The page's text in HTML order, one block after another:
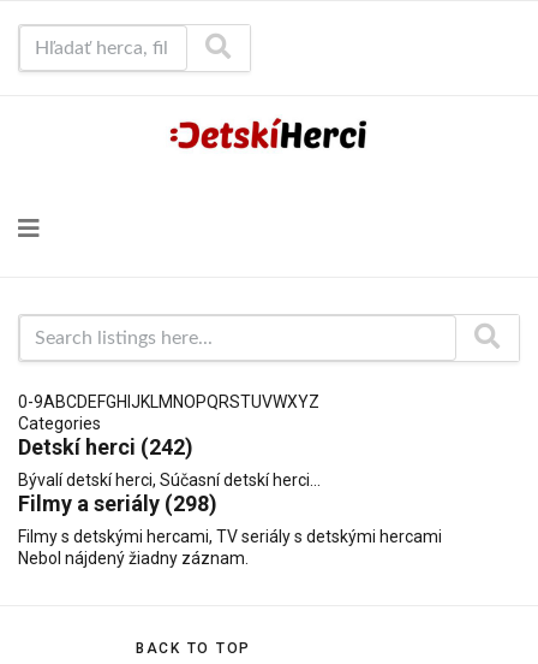
0-9ABCDEFGH JKLM NOPQRSTUVWXYZ
Categories
Detskí herci (242)
Bývalí detskí herci, Súčasní detskí herci
Filmy a seriály (298)
Filmy s detskými hercami, TV seriály s detskými hercami
Nebol nájdený žiadny záznam.
BACK TO TOP